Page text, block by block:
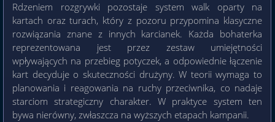
Rdzeniem rozgrywki pozostaje system walk oparty na
kartach oraz turach, który z pozoru przypomina klasyczne
rozwiązania znane z innych karcianek. Każda bohaterka
reprezentowana jest przez zestaw umiejętności
wpływających na przebieg potyczek, a odpowiednie łączenie
kart decyduje o skuteczności drużyny. W teorii wymaga to
planowania i reagowania na ruchy przeciwnika, co nadaje
starciom strategiczny charakter. W praktyce system ten
bywa nierówny, zwłaszcza na wyższych etapach kampanii.